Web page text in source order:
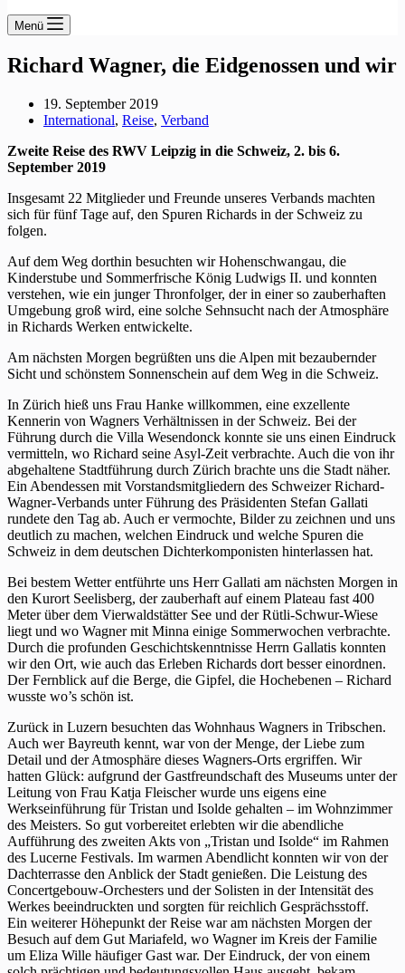
Menü
Richard Wagner, die Eidgenossen und wir
19. September 2019
International, Reise, Verband
Zweite Reise des RWV Leipzig in die Schweiz, 2. bis 6.
September 2019
Insgesamt 22 Mitglieder und Freunde unseres Verbands machten
sich für fünf Tage auf, den Spuren Richards in der Schweiz zu
folgen.
Auf dem Weg dorthin besuchten wir Hohenschwangau, die
Kinderstube und Sommerfrische König Ludwigs II. und konnten
verstehen, wie ein junger Thronfolger, der in einer so zauberhaften
Umgebung groß wird, eine solche Sehnsucht nach der Atmosphäre
in Richards Werken entwickelte.
Am nächsten Morgen begrüßten uns die Alpen mit bezaubernder
Sicht und schönstem Sonnenschein auf dem Weg in die Schweiz.
In Zürich hieß uns Frau Hanke willkommen, eine exzellente
Kennerin von Wagners Verhältnissen in der Schweiz. Bei der
Führung durch die Villa Wesendonck konnte sie uns einen Eindruck
vermitteln, wo Richard seine Asyl-Zeit verbrachte. Auch die von ihr
abgehaltene Stadtführung durch Zürich brachte uns die Stadt näher.
Ein Abendessen mit Vorstandsmitgliedern des Schweizer Richard-
Wagner-Verbands unter Führung des Präsidenten Stefan Gallati
rundete den Tag ab. Auch er vermochte, Bilder zu zeichnen und uns
deutlich zu machen, welchen Eindruck und welche Spuren die
Schweiz in dem deutschen Dichterkomponisten hinterlassen hat.
Bei bestem Wetter entführte uns Herr Gallati am nächsten Morgen in
den Kurort Seelisberg, der zauberhaft auf einem Plateau fast 400
Meter über dem Vierwaldstätter See und der Rütli-Schwur-Wiese
liegt und wo Wagner mit Minna einige Sommerwochen verbrachte.
Durch die profunden Geschichtskenntnisse Herrn Gallatis konnten
wir den Ort, wie auch das Erleben Richards dort besser einordnen.
Der Fernblick auf die Berge, die Gipfel, die Hochebenen – Richard
wusste wo’s schön ist.
Zurück in Luzern besuchten das Wohnhaus Wagners in Tribschen.
Auch wer Bayreuth kennt, war von der Menge, der Liebe zum
Detail und der Atmosphäre dieses Wagners-Orts ergriffen. Wir
hatten Glück: aufgrund der Gastfreundschaft des Museums unter der
Leitung von Frau Katja Fleischer wurde uns eigens eine
Werkseinführung für Tristan und Isolde gehalten – im Wohnzimmer
des Meisters. So gut vorbereitet erlebten wir die abendliche
Aufführung des zweiten Akts von „Tristan und Isolde“ im Rahmen
des Lucerne Festivals. Im warmen Abendlicht konnten wir von der
Dachterrasse den Anblick der Stadt genießen. Die Leistung des
Concertgebouw-Orchesters und der Solisten in der Intensität des
Werkes beeindruckten und sorgten für reichlich Gesprächsstoff.
Ein weiterer Höhepunkt der Reise war am nächsten Morgen der
Besuch auf dem Gut Mariafeld, wo Wagner im Kreis der Familie
um Eliza Wille häufiger Gast war. Der Eindruck, der von einem